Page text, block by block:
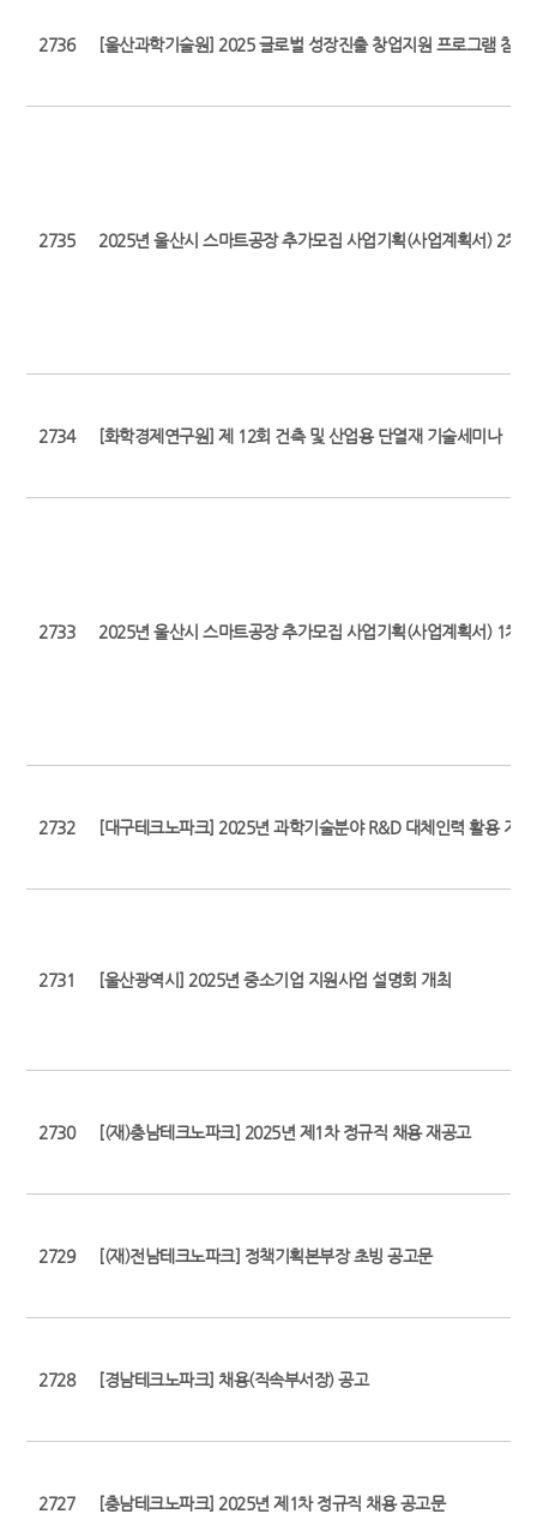
2736 [울산과학기술원] 2025 글로벌 성장진출 창업지원 프로그램 참여
2735 2025년 울산시 스마트공장 추가모집 사업기획(사업계획서) 2차
2734 [화학경제연구원] 제 12회 건축 및 산업용 단열재 기술세미나
2733 2025년 울산시 스마트공장 추가모집 사업기획(사업계획서) 1차
2732 [대구테크노파크] 2025년 과학기술분야 R&D 대체인력 활용 지
2731 [울산광역시] 2025년 중소기업 지원사업 설명회 개최
2730 [(재)충남테크노파크] 2025년 제1차 정규직 채용 재공고
2729 [(재)전남테크노파크] 정책기획본부장 초빙 공고문
2728 [경남테크노파크] 채용(직속부서장) 공고
2727 [충남테크노파크] 2025년 제1차 정규직 채용 공고문